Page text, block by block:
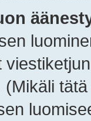
(Mikäli